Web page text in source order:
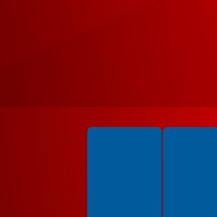
Spełniamy standardy WCAG 2.2 Spełniamy standardy